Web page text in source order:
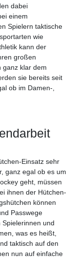
dabei
einem
Spielern taktische
wie
kann der
großen
ganz klar dem
sie bereits seit
ob im Damen-,
Einsatz sehr
ganz egal ob es um
geht, müssen
ihnen der Hütchen-
können
Passwege
und
was es heißt,
taktisch auf den
nun auf einfache